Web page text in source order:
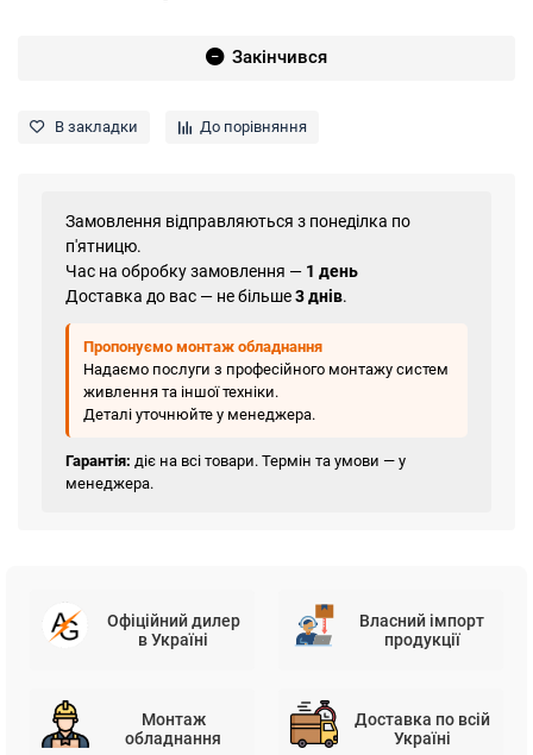
Закінчився
В закладки До порівняння
Замовлення відправляються з понеділка по
п'ятницю.
Час на обробку замовлення — 1 день
Доставка до вас — не більше3 днів.
Пропонуємо монтаж обладнання
Надаємо послуги з професійного монтажу систем
живлення та іншої техніки.
Деталі уточнюйте у менеджера.
Гарантія: діє на всі товари. Термін та умови — у
менеджера.
Офіційний дилер
в Україні
Власний імпорт
продукції
Монтаж
обладнання
Доставка по всій
Україні